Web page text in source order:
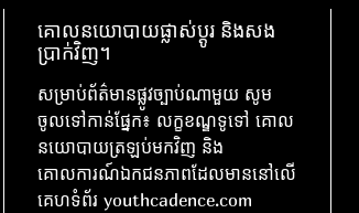
គោលនយោបាយផ្លាស់ប្តូរ និងសង
ប្រាក់វិញ។
សម្រាប់ព័ត៌មានផ្លូវច្បាប់ណាមួយ សូម
ចូលទៅកាន់ផ្នែក៖ លក្ខខណ្ឌទូទៅ គោល
នយោបាយត្រឡប់មកវិញ និង
គោលការណ៍ឯកជនភាពដែលមាននៅលើ
គេហទំព័រ youthcadence.com